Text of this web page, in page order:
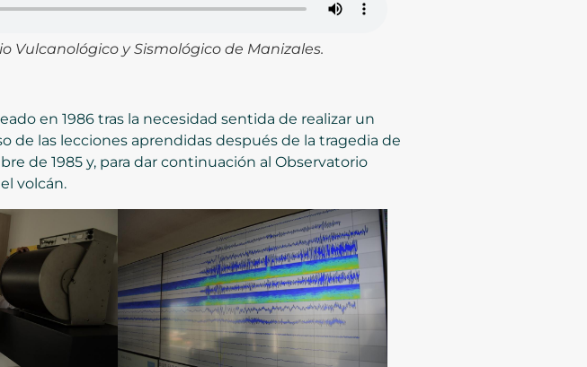
Vulcanológico y Sismológico de Manizales.
en 1986 tras la necesidad sentida de realizar un
las lecciones aprendidas después de la tragedia de
de 1985 y, para dar continuación al Observatorio
volcán.